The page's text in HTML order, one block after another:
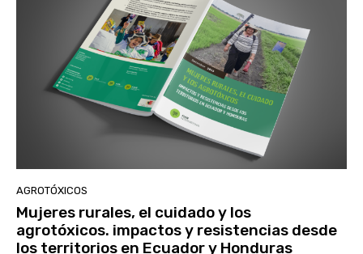
AGROTÓXICOS
Mujeres rurales, el cuidado y los
agrotóxicos. impactos y resistencias desde
los territorios en Ecuador y Honduras